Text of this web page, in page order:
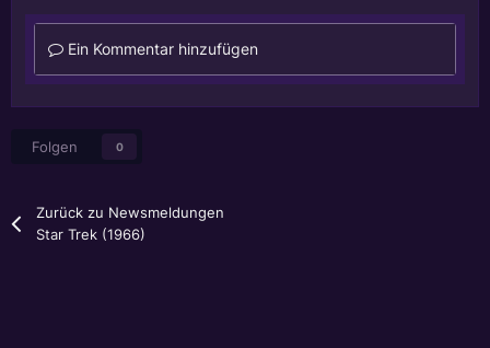
Ein Kommentar hinzufügen
Folgen 0
Zurück zu Newsmeldungen
Star Trek (1966)